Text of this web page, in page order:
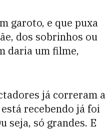
garoto, e que puxa
dos sobrinhos ou
daria um filme,
já correram a
recebendo já foi
seja, só grandes. E